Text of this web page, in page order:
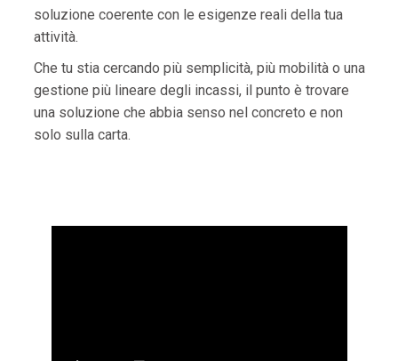
soluzione coerente con le esigenze reali della tua
attività.
Che tu stia cercando più semplicità, più mobilità o una
gestione più lineare degli incassi, il punto è trovare
una soluzione che abbia senso nel concreto e non
solo sulla carta.